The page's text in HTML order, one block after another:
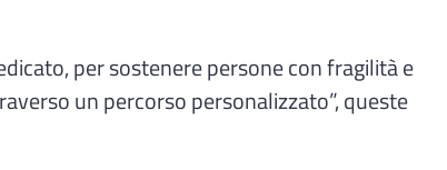
per sostenere persone con fragilità e
un percorso personalizzato”, queste